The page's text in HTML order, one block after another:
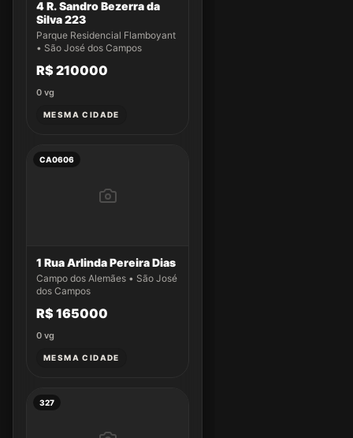
4 R. Sandro Bezerra da
Silva 223
Parque Residencial Flamboyant
• São José dos Campos
R$ 210000
0 vg
MESMA CIDADE
CA0606
1 Rua Arlinda Pereira Dias
Campo dos Alemães • São José
dos Campos
R$ 165000
0 vg
MESMA CIDADE
327